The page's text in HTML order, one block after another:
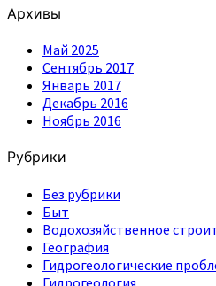
Архивы
Май 2025
Сентябрь 2017
Январь 2017
Декабрь 2016
Ноябрь 2016
Рубрики
Без рубрики
Быт
Водохозяйственное
География
Гидрогеологические
Гидрогеология